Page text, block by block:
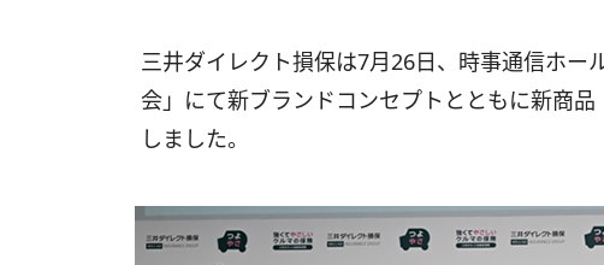
三井ダイレクト損保は7月26日、時事通信ホー
会」にて新ブランドコンセプトとともに新商
しました。